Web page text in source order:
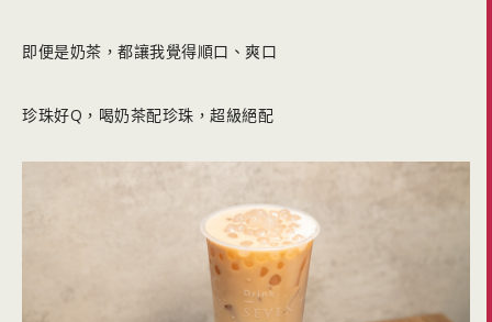
即便是奶茶，都讓我覺得順口、爽口
珍珠好Q，喝奶茶配珍珠，超級絕配